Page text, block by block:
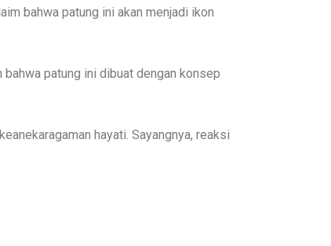
bahwa patung ini akan menjadi ikon
patung ini dibuat dengan konsep
hayati. Sayangnya, reaksi